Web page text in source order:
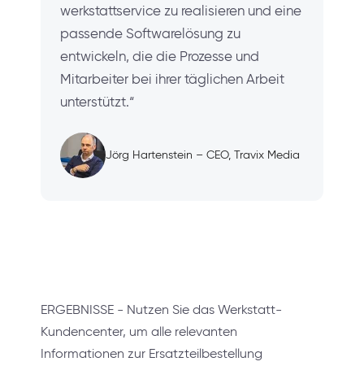
werkstattservice zu realisieren und eine
passende Softwarelösung zu
entwickeln, die die Prozesse und
Mitarbeiter bei ihrer täglichen Arbeit
unterstützt.“
Jörg Hartenstein – CEO, Travix Media
ERGEBNISSE - Nutzen Sie das Werkstatt-
Kundencenter, um alle relevanten
Informationen zur Ersatzteilbestellung